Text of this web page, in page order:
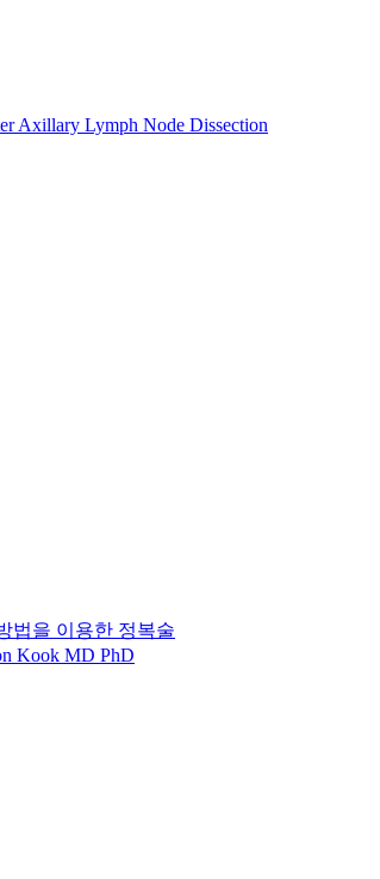
Axillary Lymph Node Dissection
법을 이용한 정복술
Kook MD PhD